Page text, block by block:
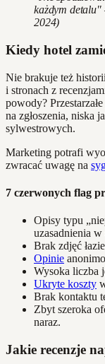
każdym
2024)
Kiedy hotel
Nie brakuje też
i stronach z
powody?
na zgłoszenia, niska
sylwestrowych.
Marketing potrafi
zwracać uwagę na
7 czerwonych flag
Opisy typu
uzasadnienia
Brak zdjęć
Opinie
Wysoka liczba
Ukryte koszty
Brak kontaktu
Zbyt szeroka
naraz.
Jakie recenzje